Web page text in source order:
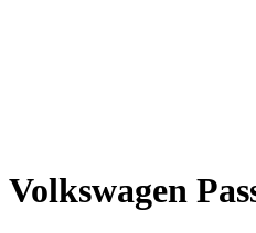
Volkswagen